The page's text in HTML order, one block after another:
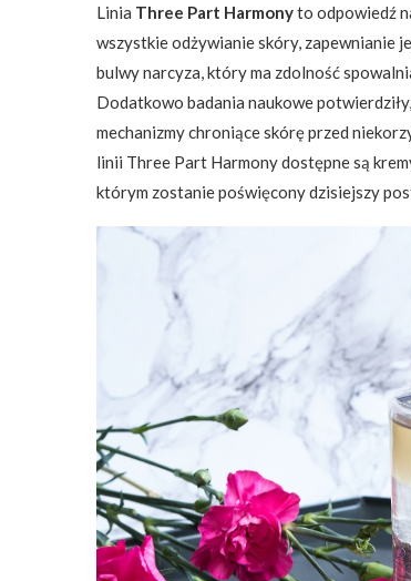
Linia Three Part Harmonyto odpowiedź
wszystkie odżywianie skóry, zapewnianie
bulwy narcyza, który ma zdolność
Dodatkowo badania naukowe
mechanizmy chroniące skórę przed
linii Three Part Harmony dostępne są
którym zostanie poświęcony dzisiejszy